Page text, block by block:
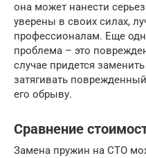
она может нанести
уверены в своих силах,
профессионалам. Еще
проблема – это
случае придется
затягивать
его обрыву.
Сравнение
Замена пружин на СТО